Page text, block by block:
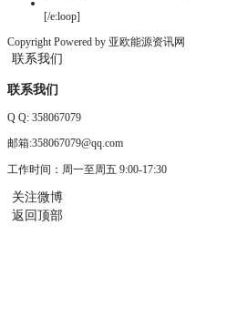
[/e:loop]
Copyright Powered by 亚欧能源资讯网
联系我们
联系我们
Q Q: 358067079
邮箱:358067079@qq.com
工作时间：周一至周五 9:00-17:30
关注微博
返回顶部